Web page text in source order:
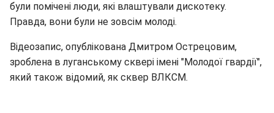
були помічені люди, які влаштували дискотеку.
Правда, вони були не зовсім молоді.
Відеозапис, опублікована Дмитром Острецовим,
зроблена в луганському сквері імені "Молодої гвардії",
який також відомий, як сквер ВЛКСМ.